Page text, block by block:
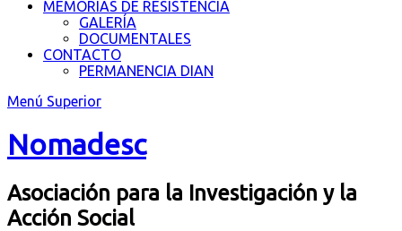
MEMORIAS DE RESISTENCIA
GALERÍA
DOCUMENTALES
CONTACTO
PERMANENCIA DIAN
Menú Superior
Nomadesc
Asociación para la Investigación y la
Acción Social